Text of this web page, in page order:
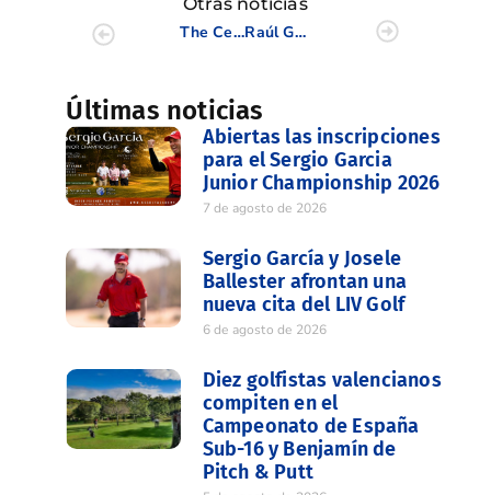
The Celts Levante, firmes tras la J.9 de la Liguilla Senior ALC
Raúl Gómez finaliza T18 su aventura asiática
Últimas noticias
Abiertas las inscripciones
para el Sergio Garcia
Junior Championship 2026
7 de agosto de 2026
Sergio García y Josele
Ballester afrontan una
nueva cita del LIV Golf
6 de agosto de 2026
Diez golfistas valencianos
compiten en el
Campeonato de España
Sub-16 y Benjamín de
Pitch & Putt